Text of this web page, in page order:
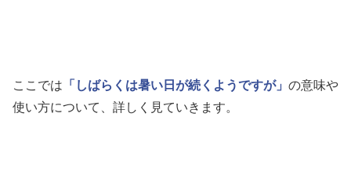
ここでは 「しばらくは暑い日が続くようですが」 の意味や
使い方について、詳しく見ていきます。